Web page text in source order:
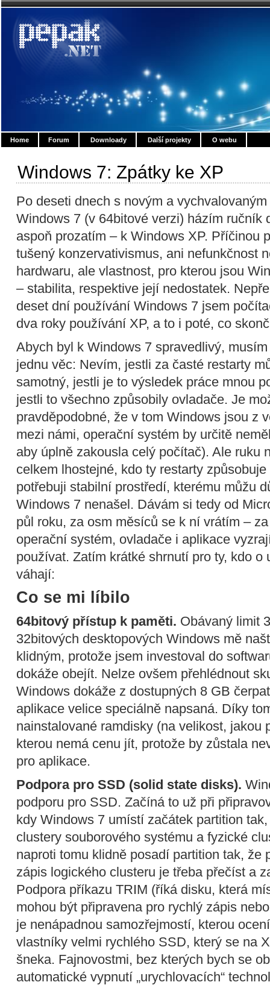
Home Forum Downloady Další projekty O webu
Windows 7: Zpátky ke XP
Po deseti dnech s novým a
Windows 7 (v 64bitové verzi) házím ručník
aspoň prozatím – k Windows XP. Příčinou
tušený konzervativismus, ani nefunkčnost
hardwaru, ale vlastnost, pro kterou jsou
– stabilita, respektive její nedostatek.
deset dní používání Windows 7 jsem
dva roky používání XP, a to i poté, co
Abych byl k Windows 7 spravedlivý,
jednu věc: Nevím, jestli za časté restarty
samotný, jestli je to výsledek práce mnou
jestli to všechno způsobily ovladače. Je
pravděpodobné, že v tom Windows jsou z
mezi námi, operační systém by určitě
aby úplně zakousla celý počítač). Ale ruku
celkem lhostejné, kdo ty restarty
potřebuji stabilní prostředí, kterému můžu
Windows 7 nenašel. Dávám si tedy od
půl roku, za osm měsíců se k ní vrátím –
operační systém, ovladače i aplikace
používat. Zatím krátké shrnutí pro ty, kdo o
váhají:
Co se mi líbilo
64bitový přístup k paměti. Obávaný limit
32bitových desktopových Windows mě
klidným, protože jsem investoval do
dokáže obejít. Nelze ovšem přehlédnout
Windows dokáže z dostupných 8 GB
aplikace velice speciálně napsaná. Díky
nainstalované ramdisky (na velikost, jakou
kterou nemá cenu jít, protože by zůstala
pro aplikace.
Podpora pro SSD (solid state disks).
podporu pro SSD. Začíná to už při
kdy Windows 7 umístí začátek partition
clustery souborového systému a fyzické
naproti tomu klidně posadí partition tak, že
zápis logického clusteru je třeba přečíst a
Podpora příkazu TRIM (říká disku, která
mohou být připravena pro rychlý zápis
je nenápadnou samozřejmostí, kterou
vlastníky velmi rychlého SSD, který se na
šneka. Fajnovostmi, bez kterých bych se
automatické vypnutí „urychlovacích“